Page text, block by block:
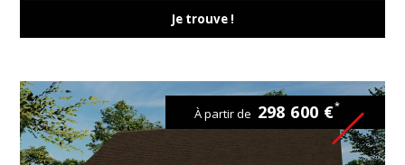
Je trouve !
À partir de 298 600 €*